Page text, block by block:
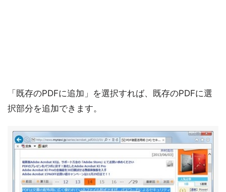
「既存のPDFに追加」を選択すれば、既存のPDFに選
択部分を追加できます。